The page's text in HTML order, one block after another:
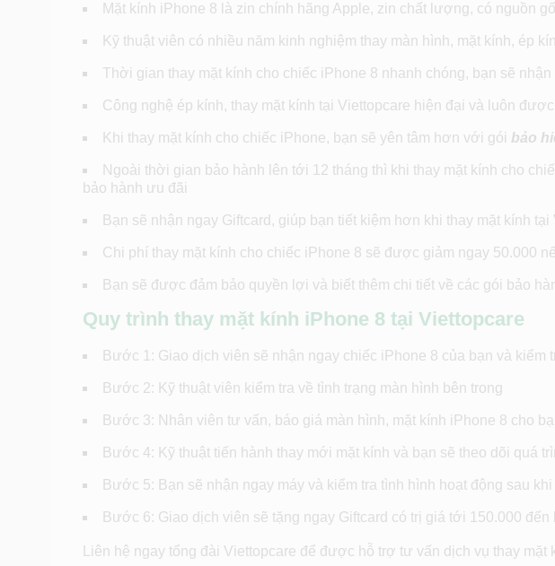
Mặt kính iPhone 8 là zin chính hãng Apple, zin chất lượng, có nguồn
Kỹ thuật viên có nhiều năm kinh nghiệm thay màn hình, mặt kính, ép
Thời gian thay mặt kính cho chiếc iPhone 8 nhanh chóng, bạn sẽ
Công nghệ ép kính, thay mặt kính tại Viettopcare hiện đại và luôn
Khi thay mặt kính cho chiếc iPhone, bạn sẽ yên tâm hơn với gói bảo
Ngoài thời gian bảo hành lên tới 12 tháng thì khi thay mặt kính cho
bảo hành ưu đãi
Bạn sẽ nhận ngay Giftcard, giúp bạn tiết kiệm hơn khi thay mặt kính tại
Chi phí thay mặt kính cho chiếc iPhone 8 sẽ được giảm ngay 50.000
Bạn sẽ được đảm bảo quyền lợi và biết thêm chi tiết về các gói bảo
Quy trình thay mặt kính iPhone 8 tại Viettopcare
Bước 1: Giao dịch viên sẽ nhận ngay chiếc iPhone 8 của bạn và kiểm
Bước 2: Kỹ thuật viên kiểm tra về tình trạng màn hình bên trong
Bước 3: Nhân viên tư vấn, báo giá màn hình, mặt kính iPhone 8 cho
Bước 4: Kỹ thuật tiến hành thay mới mặt kính và bạn sẽ theo dõi quá
Bước 5: Bạn sẽ nhận ngay máy và kiểm tra tình hình hoạt động sau
Bước 6: Giao dịch viên sẽ tặng ngay Giftcard có trị giá tới 150.000 đến
Liên hệ ngay tổng đài Viettopcare để được hỗ trợ tư vấn dịch vụ thay mặt